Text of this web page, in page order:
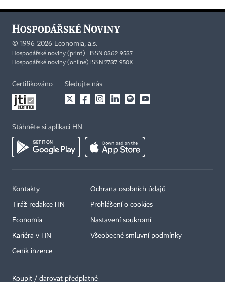
© 1996-2026 Economia, a.s.
Hospodářské noviny (print) ISSN 0862-9587
Hospodářské noviny (online) ISSN 2787-950X
Certifikováno Sledujte nás
Stáhněte si aplikaci HN
Kontakty
Tiráž redakce HN
Economia
Kariéra v HN
Ceník inzerce
Ochrana osobních údajů
Prohlášení o cookies
Nastavení soukromí
Všeobecné smluvní podmínky
Koupit / darovat předplatné